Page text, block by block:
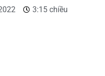
3:15 chiều